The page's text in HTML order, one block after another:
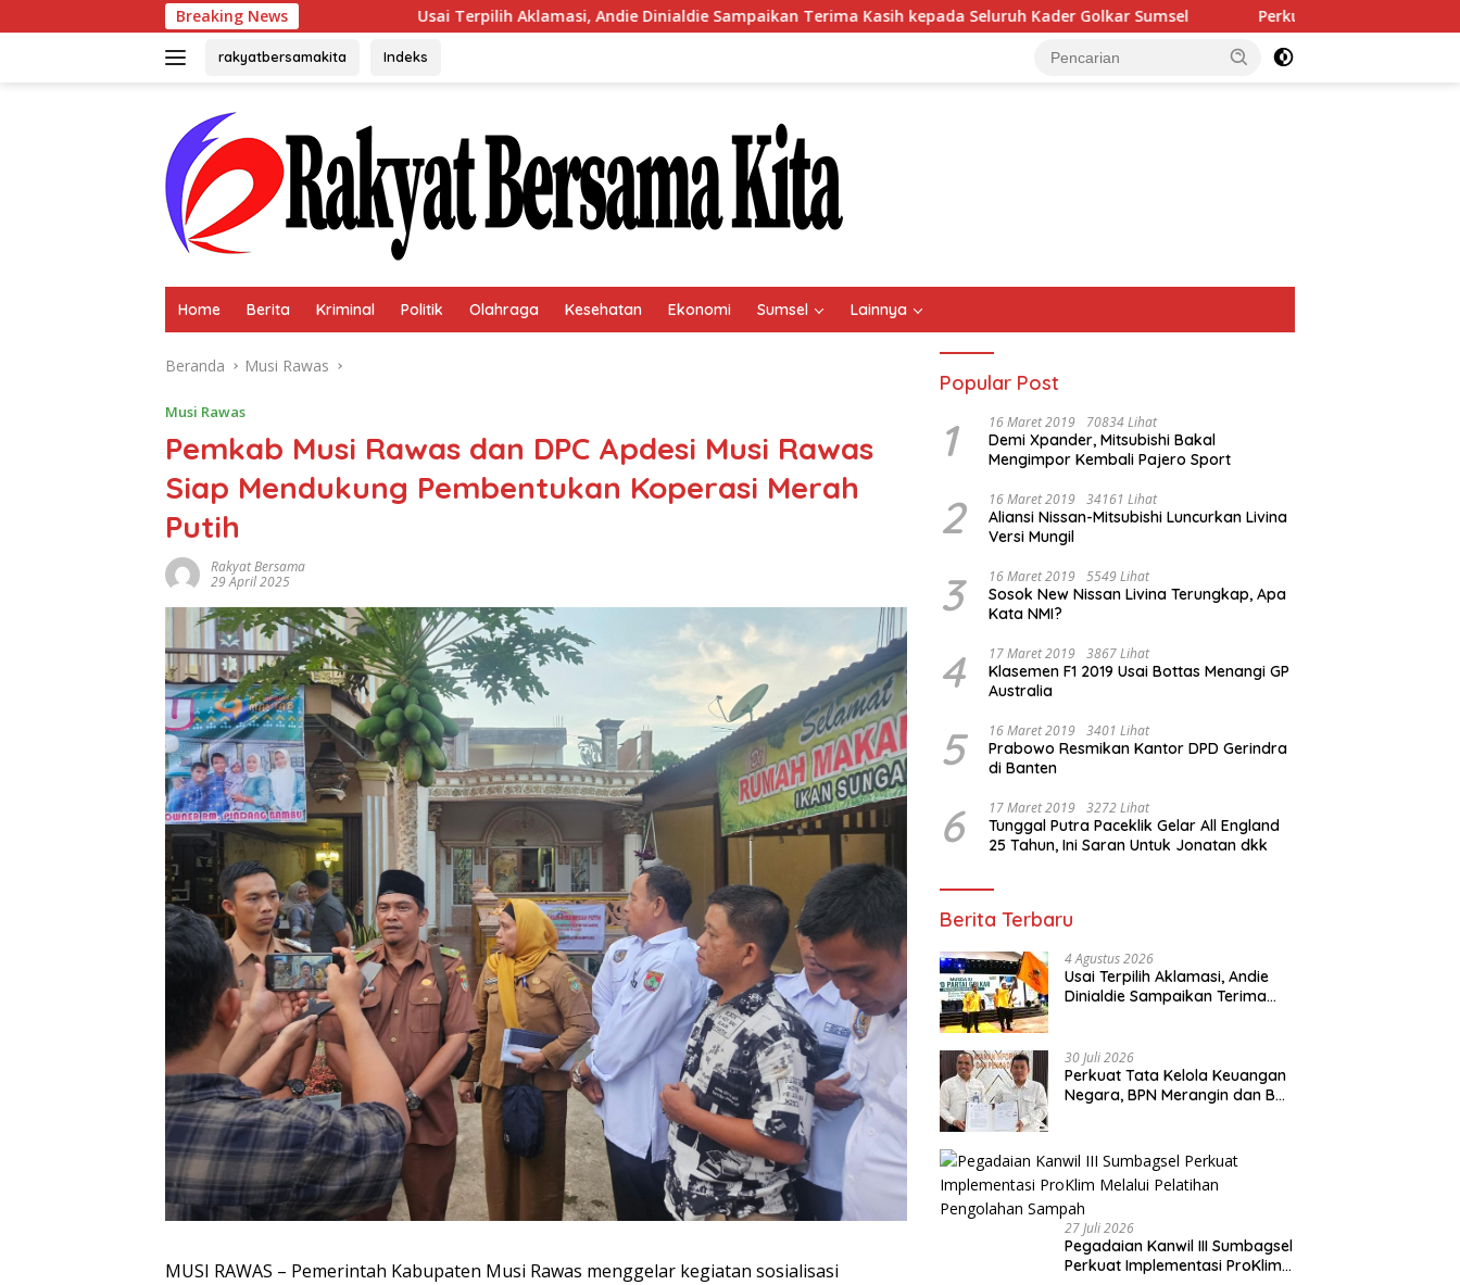
ke
Breaking NewsUsai Terpilih Aklamasi, Andie Dinialdie Sampaikan Terima Kasih kepada Seluruh Kader Golkar Sumsel Perkuat Tata Kelola Keuangan Negara,
rakyatbersamakita Indeks
Home Berita Kriminal Politik Olahraga Kesehatan Ekonomi Sumsel Lainnya
Beranda Musi Rawas
Musi Rawas
Pemkab Musi Rawas dan DPC Apdesi Musi Rawas
Siap Mendukung Pembentukan Koperasi Merah
Putih
Rakyat Bersama
29 April 2025
MUSI RAWAS – Pemerintah Kabupaten Musi Rawas menggelar kegiatan sosialisasi
Popular Post
1 16 Maret 2019 70834 Lihat
Demi Xpander, Mitsubishi Bakal
Mengimpor Kembali Pajero Sport
2 16 Maret 2019 34161 Lihat
Aliansi Nissan-Mitsubishi Luncurkan Livina
Versi Mungil
3 16 Maret 2019 5549 Lihat
Sosok New Nissan Livina Terungkap, Apa
Kata NMI?
4 17 Maret 2019 3867 Lihat
Klasemen F1 2019 Usai Bottas Menangi GP
Australia
5 16 Maret 2019 3401 Lihat
Prabowo Resmikan Kantor DPD Gerindra
di Banten
6 17 Maret 2019 3272 Lihat
Tunggal Putra Paceklik Gelar All England
25 Tahun, Ini Saran Untuk Jonatan dkk
Berita Terbaru
4 Agustus 2026
Usai Terpilih Aklamasi, Andie
Dinialdie Sampaikan Terima
30 Juli 2026
Perkuat Tata Kelola Keuangan
Negara, BPN Merangin dan BRI
27 Juli 2026
Pegadaian Kanwil III Sumbagsel
Perkuat Implementasi ProKlim